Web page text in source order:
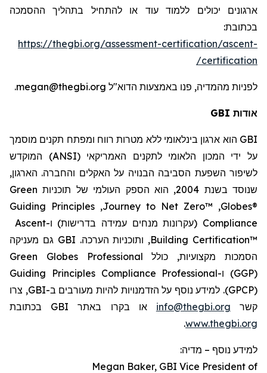
ארגונים יכולים ללמוד עוד או להתחיל בתהליך ההסמכה
בכתובת:
https://thegbi.org/assessment-certification/ascent-
certification/
לפניות מהמדיה, פנו באמצעות הדוא"ל
אודות GBI
GBI הוא ארגון בינלאומי ללא מטרות רווח ומפתח תקנים מוסמך
על ידי המכון הלאומי לתקנים האמריקאי (ANSI) המוקדש
לשיפור השפעת הסביבה הבנויה על האקלים והחברה. הארגון,
שנוסד בשנת 2004, הוא הספק העולמי של תוכניות
Green
Globes®
,
Journey to Net Zero™
,
Guiding Principles
Compliance (עקרונות מנחים עמידה בדרישות) ו-Ascent
Building Certification™, ותוכניות הערכה.
GBI גם מעניקה
הסמכות מקצועיות, כולל Green Globes Professional
(GGP) ו-Guiding Principles Compliance Professional
(GPCP). למידע נוסף על הזדמנויות להיות מעורבים ב-GBI, צרו
קשר
info@thegbi.org או בקרו באתר GBI בכתובת
www.thegbi.org
.
למידע נוסף – מדיה:
Megan Baker, GBI Vice President of